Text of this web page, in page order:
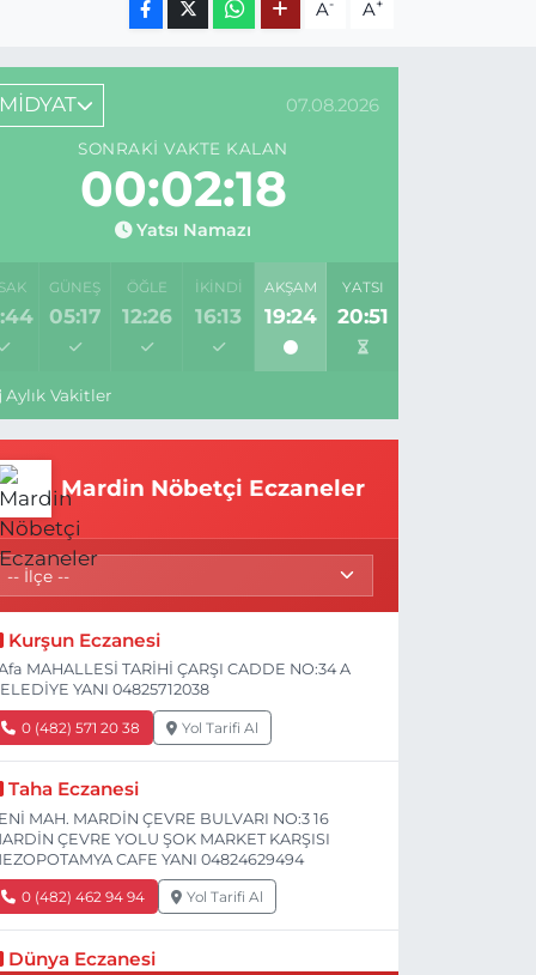
A- A+
MİDYAT 07.08.2026
SONRAKI VAKTE KALAN
00:02:18
Yatsı Namazı
GÜNEŞ
05:17
ÖĞLE
12:26
İKINDI
16:13
AKŞAM
19:24
YATSI
20:51
Aylık Vakitler
Mardin Nöbetçi Eczaneler
Kurşun Eczanesi
MAHALLESİ TARİHİ ÇARŞI CADDE NO:34 A
YANI 04825712038
0 (482) 571 20 38 Yol Tarifi Al
Taha Eczanesi
MAH. MARDİN ÇEVRE BULVARI NO:3 16
ÇEVRE YOLU ŞOK MARKET KARŞISI
CAFE YANI 04824629494
0 (482) 462 94 94 Yol Tarifi Al
Dünya Eczanesi